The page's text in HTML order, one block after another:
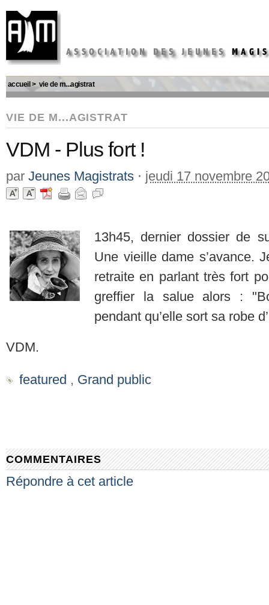
accueil > vie de m...agistrat
VIE DE M...AGISTRAT
VDM - Plus fort !
par Jeunes Magistrats ⋅ jeudi 17 novembre
13h45, dernier dossier de
Une vieille dame s’avance.
retraite en parlant très fort
greffier la salue alors :
pendant qu’elle sort sa robe
VDM.
featured , Grand public
COMMENTAIRES
Répondre à cet article